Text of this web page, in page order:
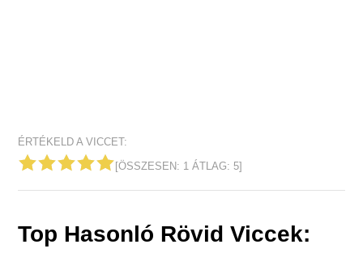
ÉRTÉKELD A VICCET:
[ÖSSZESEN: 1 ÁTLAG:5]
Top Hasonló Rövid Viccek: